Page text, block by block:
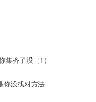
集齐了没（1）
你没找对方法